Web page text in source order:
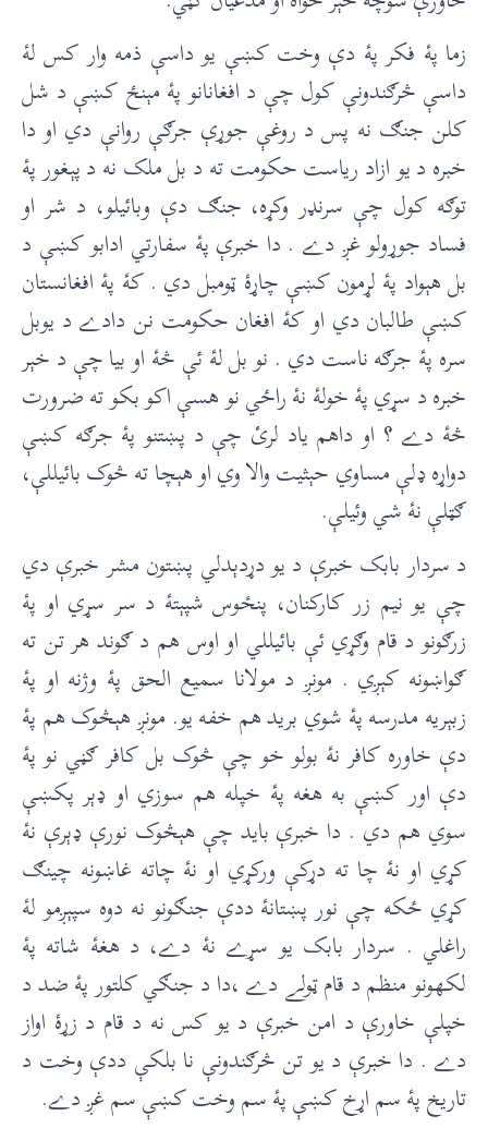
زما پۀ فکر پۀ دې وخت کښې يو داسې ذمه وار کس لۀ
داسې څرګندونې کول چې د افغانانو پۀ مېنځ کښې د شل
کلن جنګ نه پس د روغې جوړې جرګې روانې دي او دا
خبره د يو ازاد رياست حکومت ته د بل ملک نه د پېغور پۀ
توګه کول چې سرنډر وکړه، جنګ دې وبائيلو، د شر او
فساد جوړولو غږ دے . دا خبرې پۀ سفارتي ادابو کښې د
بل هېواد پۀ لړمون کښې چاړۀ ټومبل دي . کۀ پۀ افغانستان
کښې طالبان دي او کۀ افغان حکومت نن دادے د يوبل
سره پۀ جرګه ناست دي . نو بل لۀ ئې څۀ او بيا چې د خېر
خبره د سړي پۀ خولۀ نۀ راځي نو هسې اکو بکو ته ضرورت
څۀ دے ؟ او داهم ياد لرئ چې د پښتنو پۀ جرګه کښې
دواړه ډلې مساوي حېثيت والا وي او هېچا ته څوک بائيللې،
ګټلې نۀ شي وئيلې.
د سردار بابک خبرې د يو دړدېدلي پښتون مشر خبرې دي
چې يو نيم زر کارکنان، پنځوس شپېتۀ د سر سړي او پۀ
زرګونو د قام وګړي ئې بائيللي او اوس هم د ګوند هر تن ته
ګواښونه کېږي . مونږ د مولانا سميع الحق پۀ وژنه او پۀ
زبېريه مدرسه پۀ شوي بريد هم خفه يو. مونږ هېڅوک هم پۀ
دې خاوره کافر نۀ بولو خو چې څوک بل کافر ګڼي نو پۀ
دې اور کښې به هغه پۀ خپله هم سوزي او ډېر پکښې
سوي هم دي . دا خبرې بايد چې هېڅوک نورې ډېرې نۀ
کړي او نۀ چا ته دړکې ورکړي او نۀ چاته غاښونه چينګ
کړي ځکه چې نور پښتانۀ ددې جنګونو نه دوه سپېږمو لۀ
راغلي . سردار بابک يو سړے نۀ دے، د هغۀ شاته پۀ
لکهونو منظم د قام ټولے دے ،دا د جنګي کلتور پۀ ضد د
خپلې خاورې د امن خبرې د يو کس نه د قام د زړۀ اواز
دے . دا خبرې د يو تن څرګندونې نا بلکې ددې وخت د
تاريخ پۀ سم اړخ کښې پۀ سم وخت کښې سم غږ دے.